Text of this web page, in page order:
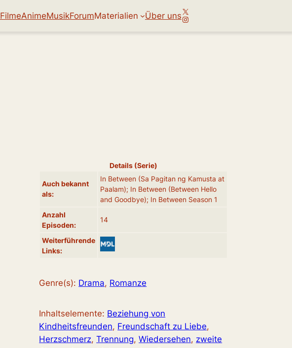
FilmeAnimeMusikForumMaterialien Über unsX
Instagram
Details (Serie)
Auch bekannt
als:
In Between (Sa Pagitan ng Kamusta at
Paalam); In Between (Between Hello
and Goodbye); In Between Season 1
Anzahl
Episoden:
14
Weiterführende
Links:
Genre(s): Drama, Romanze
Inhaltselemente: Beziehung von
Kindheitsfreunden, Freundschaft zu Liebe
Herzschmerz, Trennung, Wiedersehen, zweite